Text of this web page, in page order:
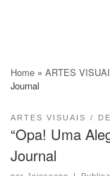
Home » ARTES
Journal
ARTES VISUAIS
“Opa! Uma
Journal